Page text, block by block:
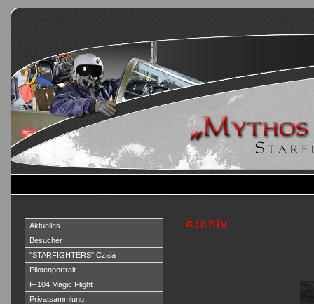
Aktuelles
Besucher
"STARFIGHTERS" Czaia
Pilotenportrait
F-104 Magic Flight
Privatsammlung
Archiv